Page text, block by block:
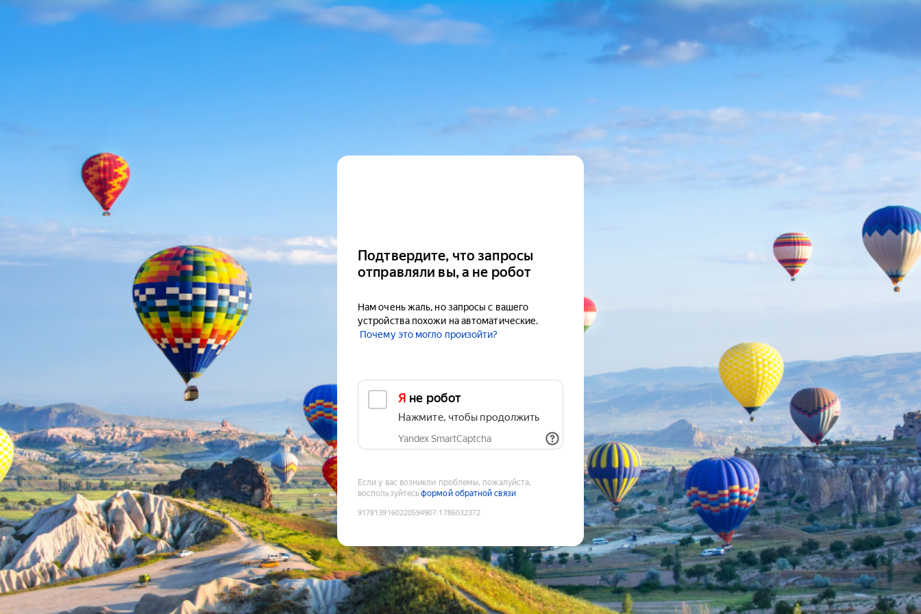
Подтвердите, что запросы
отправляли вы, а не робот
Нам очень жаль, но запросы с вашего
устройства похожи на автоматические.
Почему это могло произойти?
Я не робот
Нажмите, чтобы продолжить
Yandex SmartCaptcha
Если у вас возникли проблемы, пожалуйста,
воспользуйтесьформой обратной связи
9178139160220594907:1786032372